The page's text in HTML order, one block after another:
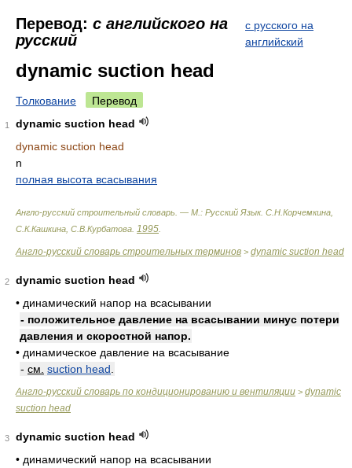
Перевод: с английского на
русский
с русского на
английский
dynamic suction head
Толкование Перевод
1
dynamic suction head
dynamic suction head
n
полная высота всасывания
Англо-русский строительный словарь. — М.: Русский Язык. С.Н.Корчемкина,
С.К.Кашкина, С.В.Курбатова 1995
Англо-русский словарь строительных терминов > dynamic suction head
2
dynamic suction head
• динамический напор на всасывании
- положительное давление на всасывании минус потери
давления и скоростной напор.
• динамическое давление на всасывание
- см. suction head
Англо-русский словарь по кондиционированию и вентиляции > dynamic
suction head
3
dynamic suction head
• динамический напор на всасывании